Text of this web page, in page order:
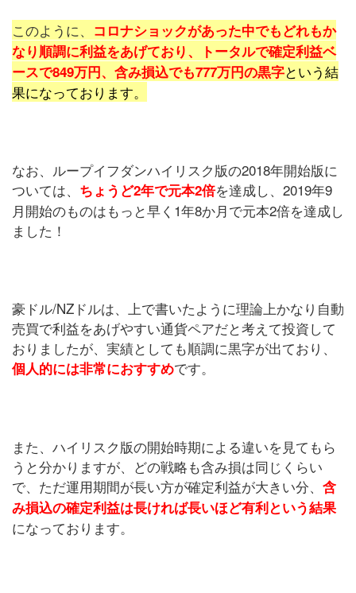
このように、
コロナショックがあった中でもどれもか
なり順調に利益をあげており、トータルで確定利益ベ
ースで849万円、含み損込でも777万円の黒字という結
果になっております。
なお、ループイフダンハイリスク版の2018年開始版に
ついては、 ちょうど2年で元本2倍を達成し、2019年9
月開始のものはもっと早く1年8か月で元本2倍を達成し
ました！
豪ドル/NZドルは、上で書いたように理論上かなり自動
売買で利益をあげやすい通貨ペアだと考えて投資して
おりましたが、実績としても順調に黒字が出ており、
個人的には非常におすすめです。
また、ハイリスク版の開始時期による違いを見てもら
うと分かりますが、どの戦略も含み損は同じくらい
で、ただ運用期間が長い方が確定利益が大きい分、 含
み損込の確定利益は長ければ長いほど有利という結果
になっております。